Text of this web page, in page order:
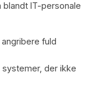
IT-personale
fuld
systemer, der ikke